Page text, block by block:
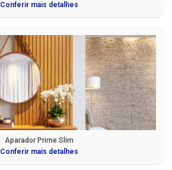
Conferir mais detalhes
Aparador Prime Slim
Conferir mais detalhes